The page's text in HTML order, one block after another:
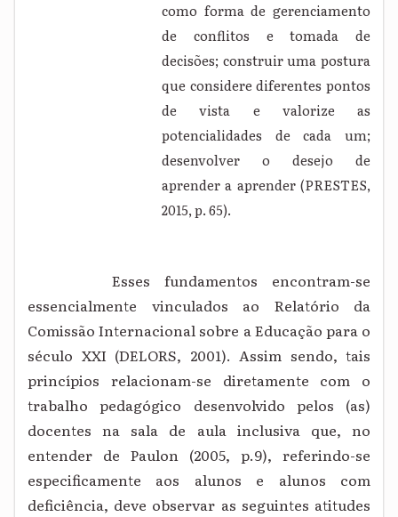
como forma de gerenciamento
de conflitos e tomada de
decisões; construir uma postura
que considere diferentes pontos
de vista e valorize as
potencialidades de cada um;
desenvolver o desejo de
aprender a aprender (PRESTES,
2015, p. 65).
Esses fundamentos encontram-se
essencialmente vinculados ao Relatório da
Comissão Internacional sobre a Educação para o
século XXI (DELORS, 2001). Assim sendo, tais
princípios relacionam-se diretamente com o
trabalho pedagógico desenvolvido pelos (as)
docentes na sala de aula inclusiva que, no
entender de Paulon (2005, p.9), referindo-se
especificamente aos alunos e alunos com
deficiência, deve observar as seguintes atitudes